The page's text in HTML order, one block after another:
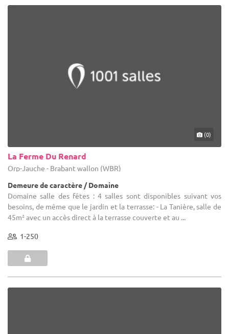
(0)
La Ferme Du Renard
Orp-Jauche - Brabant wallon (WBR)
Demeure de caractère / Domaine
Domaine salle des fêtes : 4 salles sont disponibles suivant vos
besoins, de même que le jardin et la terrasse: - La Tanière, salle de
45m² avec un accès direct à la terrasse couverte et au ...
1-250